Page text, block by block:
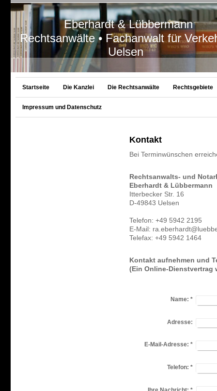
Eberhardt & Lübbermann
Rechtsanwälte • Fachanwalt für
Uelsen
Startseite Die Kanzlei Die Rechtsanwälte Rechtsgebiete
Impressum und Datenschutz
Kontakt
Bei Terminwünschen
Rechtsanwalts- und
Eberhardt & Lübbermann
Itterbecker Str. 16
D-49843 Uelsen
Telefon: +49 5942 2195
E-Mail:
Telefax: +49 5942 1464
Kontakt aufnehmen und
(Ein Online-
Name: *
Adresse:
E-Mail-Adresse: *
Telefon: *